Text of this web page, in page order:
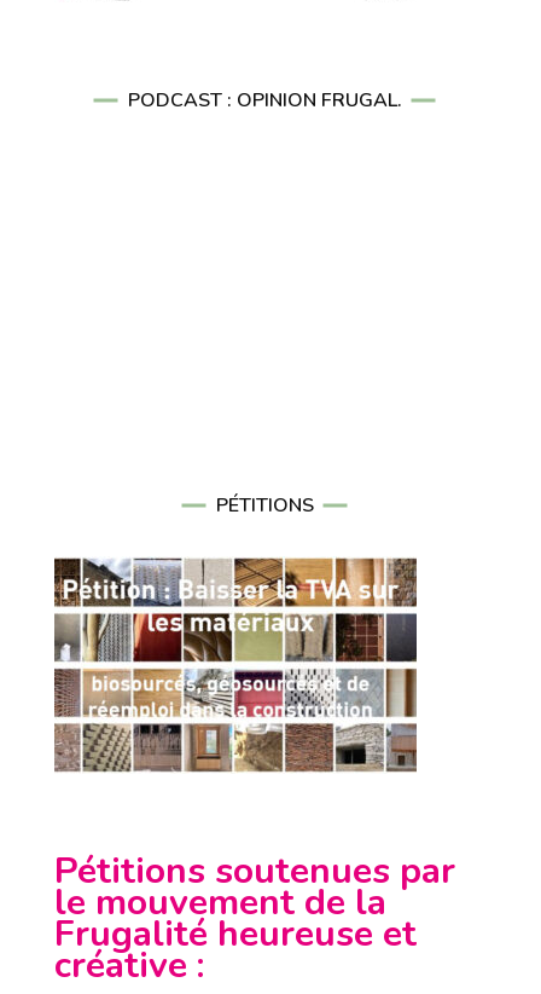
PODCAST : OPINION FRUGAL.
PÉTITIONS
Pétitions soutenues par
le mouvement de la
Frugalité heureuse et
créative :